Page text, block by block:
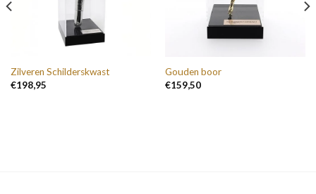
Zilveren Schilderskwast
€198,95
Gouden boor
€159,50